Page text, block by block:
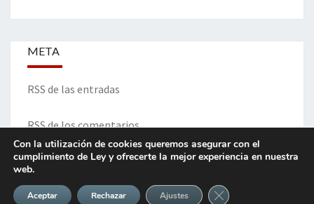
META
RSS de las entradas
RSS de los comentarios
Con la utilización de cookies queremos asegurar con el
cumplimiento de Ley y ofrecerte la mejor experiencia en nuestra
web.
Aceptar Rechazar Ajustes Cerrar el banner de